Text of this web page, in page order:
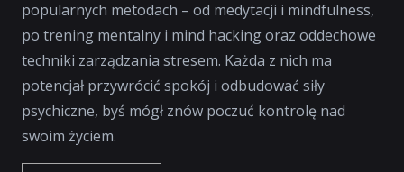
popularnych metodach – od medytacji i mindfulness,
po trening mentalny i mind hacking oraz oddechowe
techniki zarządzania stresem. Każda z nich ma
potencjał przywrócić spokój i odbudować siły
psychiczne, byś mógł znów poczuć kontrolę nad
swoim życiem.